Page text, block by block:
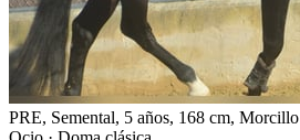
PRE, Semental, 5 años, 168 cm, Morcillo